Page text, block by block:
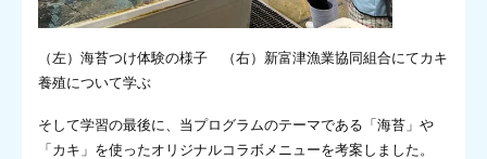
（左）海苔つけ体験の様子 （右）新富津漁業協同組合にてカキ
養殖について学ぶ
そして学習の最後に、当プログラムのテーマである「海苔」や
「カキ」を使ったオリジナルコラボメニューを考案しました。